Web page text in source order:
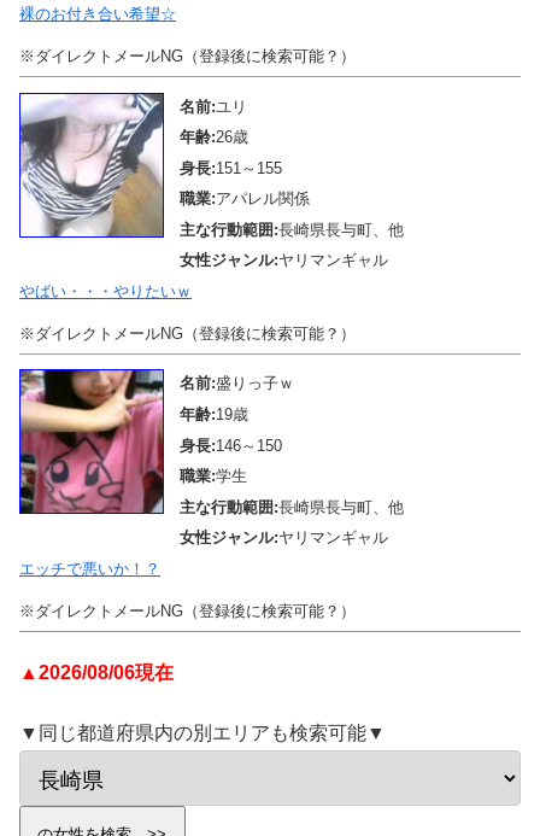
裸のお付き合い希望☆
※ダイレクトメールNG（登録後に検索可能？）
名前:ユリ
年齢:26歳
身長:151～155
職業:アパレル関係
主な行動範囲:長崎県長与町、他
女性ジャンル:ヤリマンギャル
やばい・・・やりたいｗ
※ダイレクトメールNG（登録後に検索可能？）
名前:盛りっ子ｗ
年齢:19歳
身長:146～150
職業:学生
主な行動範囲:長崎県長与町、他
女性ジャンル:ヤリマンギャル
エッチで悪いか！？
※ダイレクトメールNG（登録後に検索可能？）
▲2026/08/06現在
▼同じ都道府県内の別エリアも検索可能▼